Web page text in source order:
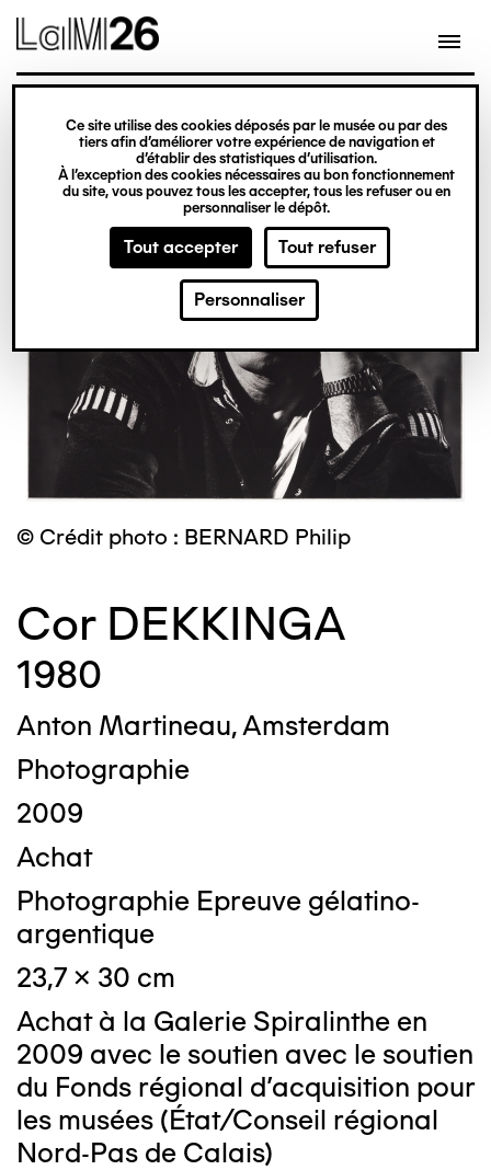
Gestion des cookies
Ce site utilise des cookies déposés par le musée ou par des
tiers afin d’améliorer votre expérience de navigation et
d’établir des statistiques d’utilisation.
À l’exception des cookies nécessaires au bon fonctionnement
du site, vous pouvez tous les accepter, tous les refuser ou en
personnaliser le dépôt.
Tout accepter Tout refuser
Personnaliser
contenu
© Crédit photo : BERNARD Philip
Cor DEKKINGA
1980
Anton Martineau, Amsterdam
Photographie
2009
Achat
Photographie Epreuve gélatino-
argentique
23,7 x 30 cm
Achat à la Galerie Spiralinthe en
2009 avec le soutien avec le soutien
du Fonds régional d'acquisition pour
les musées (État/Conseil régional
Nord-Pas de Calais)